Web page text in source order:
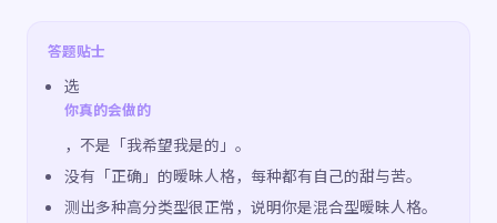
答题贴士
选
你真的会做的
，不是「我希望我是的」。
没有「正确」的暧昧人格，每种都有自己的甜与苦。
测出多种高分类型很正常，说明你是混合型暧昧人格。